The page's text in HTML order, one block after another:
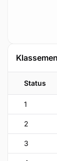
Status
1
2
3